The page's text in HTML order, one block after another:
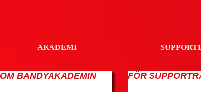
AKADEMI
OM BANDYAKADEMIN FÖR